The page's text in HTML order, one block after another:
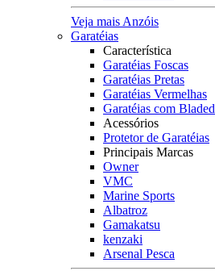
Veja mais Anzóis
Garatéias
Característica
Garatéias Foscas
Garatéias Pretas
Garatéias Vermelhas
Garatéias com Bladed
Acessórios
Protetor de Garatéias
Principais Marcas
Owner
VMC
Marine Sports
Albatroz
Gamakatsu
kenzaki
Arsenal Pesca